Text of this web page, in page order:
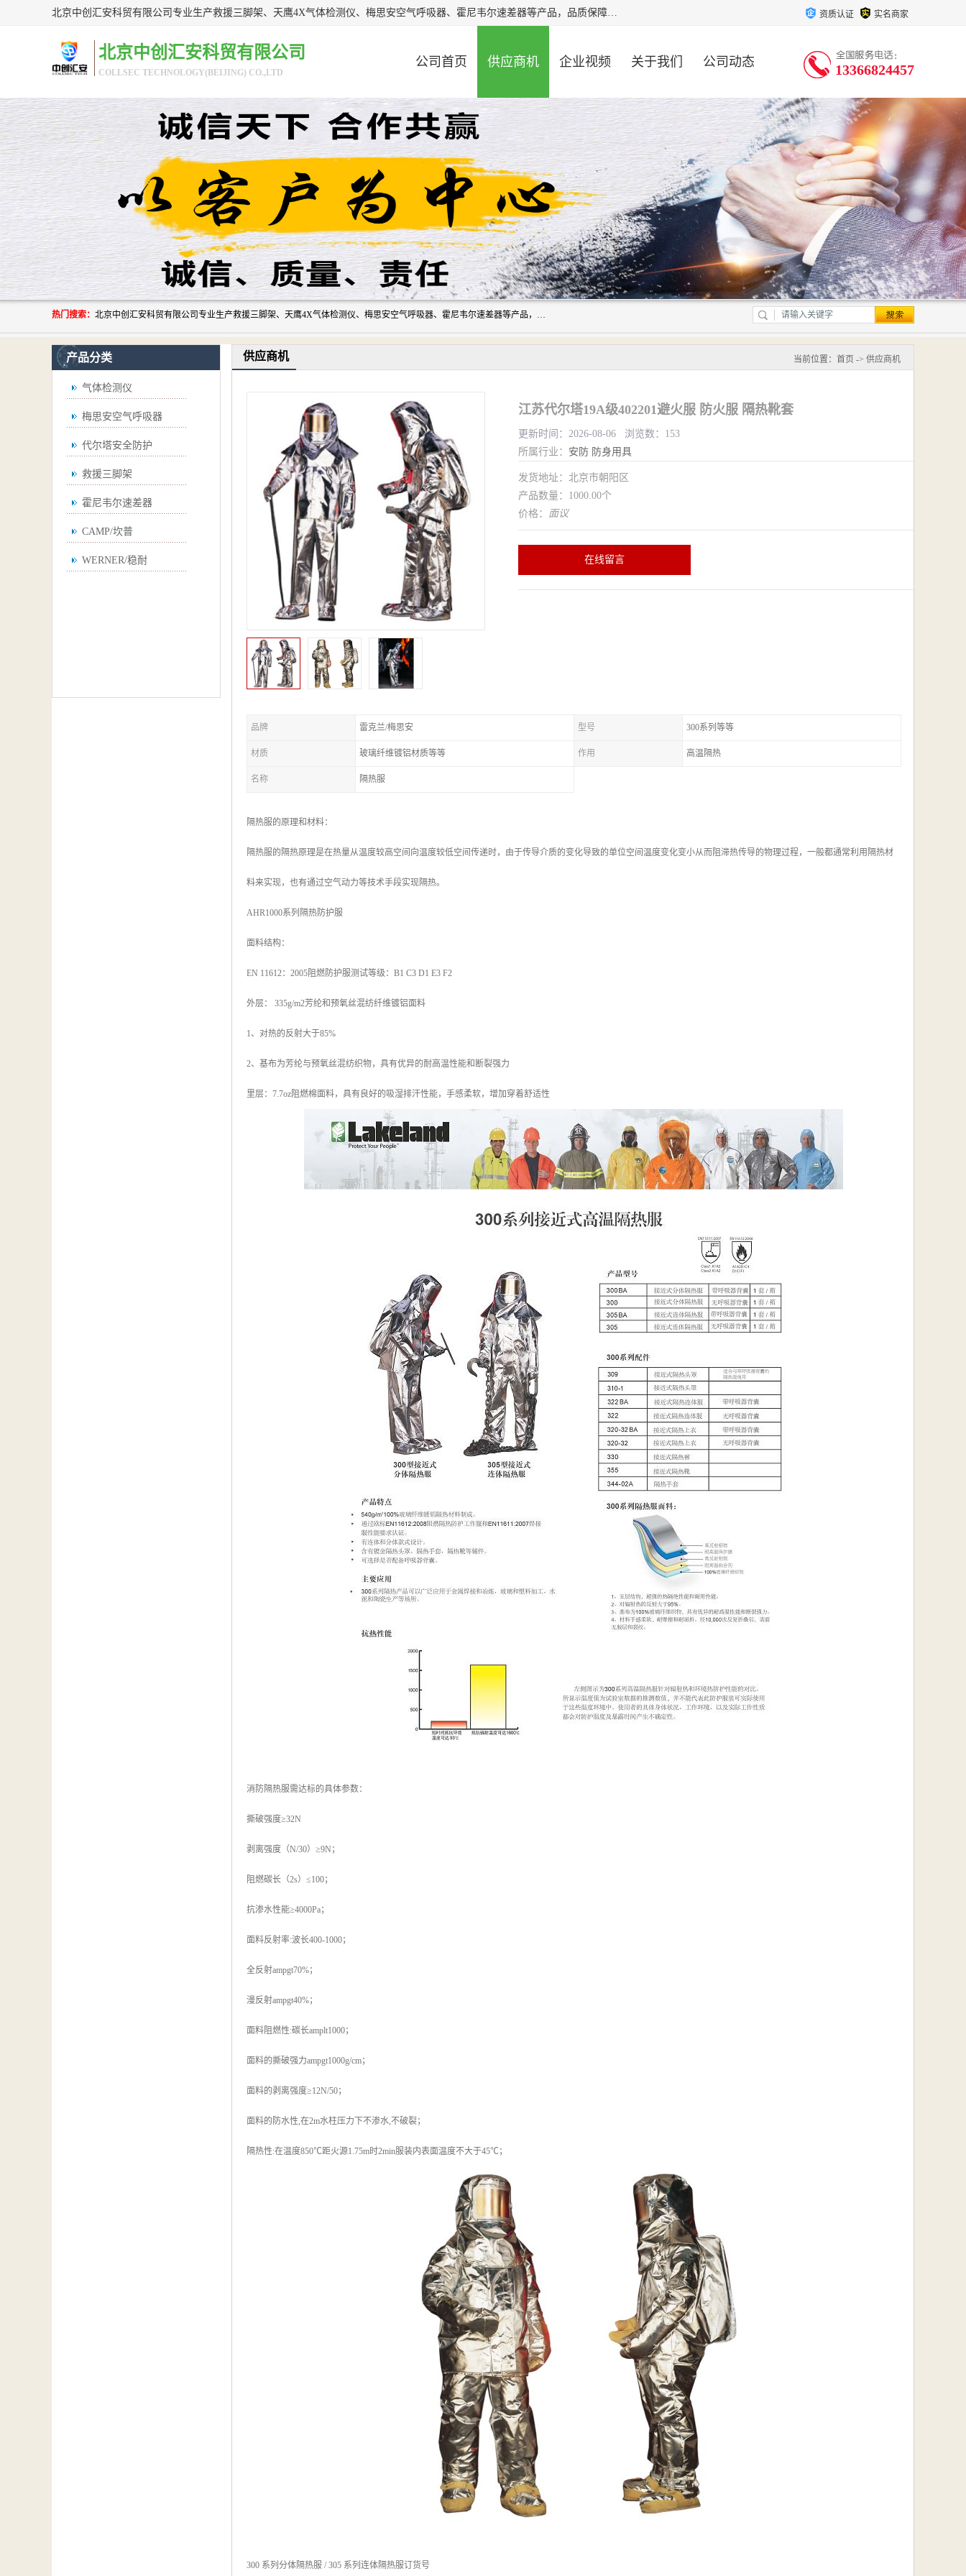
北京中创汇安科贸有限公司专业生产救援三脚架、天鹰4X气体检测仪、梅思安空气呼吸器、霍尼韦尔速差器等产品，品质保障，价格合理，欢迎在线致电咨询。 资质认证 实名商家
北京中创汇安科贸有限公司
COLLSEC TECHNOLOGY(BEIJING) CO.,LTD
公司首页 供应商机 企业视频 关于我们 公司动态 13366824457
热门搜索： 北京中创汇安科贸有限公司专业生产救援三脚架、天鹰4X气体检测仪、梅思安空气呼吸器、霍尼韦尔速差器等产品，品质保障，价格合理，欢迎在线致电咨询。
产品分类
气体检测仪
梅思安空气呼吸器
代尔塔安全防护
救援三脚架
霍尼韦尔速差器
CAMP/坎普
WERNER/稳耐
供应商机 当前位置： 首页 -> 供应商机
江苏代尔塔19A级402201避火服 防火服 隔热靴套
更新时间：2026-08-06 浏览数：153
所属行业： 安防 防身用具
发货地址：北京市朝阳区
产品数量：1000.00个
价格： 面议
在线留言
品牌 雷克兰/梅思安 型号 300系列等等
材质 玻璃纤维镀铝材质等等 作用 高温隔热
名称 隔热服
隔热服的原理和材料：
隔热服的隔热原理是在热量从温度较高空间向温度较低空间传递时，由于传导介质的变化导致的单位空间温度变化变小从而阻滞热传导的物理过程，一般都通常利用隔热材
料来实现，也有通过空气动力等技术手段实现隔热。
AHR1000系列隔热防护服
面料结构：
EN 11612：2005阻燃防护服测试等级：B1 C3 D1 E3 F2
外层： 335g/m2芳纶和预氧丝混纺纤维镀铝面料
1、对热的反射大于85%
2、基布为芳纶与预氧丝混纺织物，具有优异的耐高温性能和断裂强力
里层：7.7oz阻燃棉面料，具有良好的吸湿排汗性能，手感柔软，增加穿着舒适性
消防隔热服需达标的具体参数：
撕破强度≥32N
剥离强度（N/30）≥9N；
阻燃碳长（2s）≤100；
抗渗水性能≥4000Pa；
面料反射率:波长400-1000；
全反射ampgt70%；
漫反射ampgt40%；
面料阻燃性:碳长amplt1000；
面料的撕破强力ampgt1000g/cm；
面料的剥离强度≥12N/50；
面料的防水性,在2m水柱压力下不渗水,不破裂；
隔热性:在温度850℃距火源1.75m时2min服装内表面温度不大于45℃；
300 系列分体隔热服 / 305 系列连体隔热服订货号